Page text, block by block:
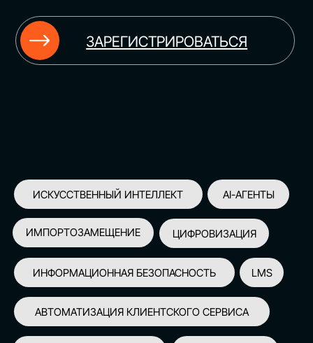
ИСКУССТВЕННЫЙ ИНТЕЛЛЕКТ
НЕЙРОСЕТИ ДЛЯ БИЗНЕСА
КЭДО
ЦИФРОВИЗАЦИЯ
АВТОМАТИЗАЦИЯ HR
АВТОМАТИЗАЦИЯ МАРКЕТИНГА И ПРОДАЖ
AI-АССИСТЕНТЫ
ИМПОРТОЗАМЕЩЕНИЕ
СПИКЕРОВ
150+